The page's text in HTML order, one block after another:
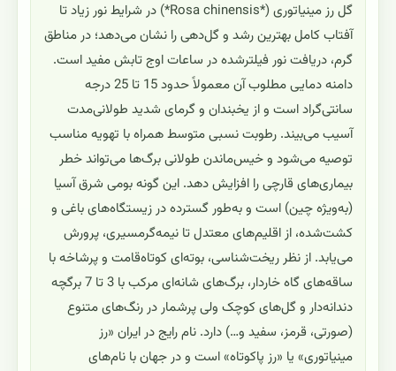
گل رز مینیاتوری (*Rosa chinensis*) در شرایط نور زیاد تا
آفتاب کامل بهترین رشد و گل‌دهی را نشان می‌دهد؛ در مناطق
گرم، دریافت نور فیلترشده در ساعات اوج تابش مفید است.
دامنه دمایی مطلوب آن معمولاً حدود 15 تا 25 درجه
سانتی‌گراد است و از یخبندان و گرمای شدید طولانی‌مدت
آسیب می‌بیند. رطوبت نسبی متوسط همراه با تهویه مناسب
توصیه می‌شود و خیس‌ماندن طولانی برگ‌ها می‌تواند خطر
بیماری‌های قارچی را افزایش دهد. این گونه بومی شرق آسیا
(به‌ویژه چین) است و به‌طور گسترده در زیستگاه‌های باغی و
کشت‌شده، از اقلیم‌های معتدل تا نیمه‌گرمسیری، پرورش
می‌یابد. از نظر ریخت‌شناسی، بوته‌ای کوتاه‌قامت و پرشاخه با
ساقه‌های گاه خاردار، برگ‌های شانه‌ای مرکب با 3 تا 7 برگچه
دندانه‌دار و گل‌های کوچک ولی پرشمار در رنگ‌های متنوع
(صورتی، قرمز، سفید و…) دارد. نام رایج در ایران «رز
مینیاتوری» یا «رز پاکوتاه» است و در جهان با نام‌های